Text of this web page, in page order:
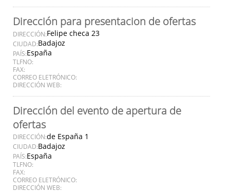
Dirección para presentacion de ofertas
DIRECCIÓN:Felipe checa 23
CIUDAD:Badajoz
PAÍS:España
TLFNO:
FAX:
CORREO ELETRÓNICO:
DIRECCIÓN WEB:
Dirección del evento de apertura de
ofertas
DIRECCIÓN:de España 1
CIUDAD:Badajoz
PAÍS:España
TLFNO:
FAX:
CORREO ELETRÓNICO:
DIRECCIÓN WEB: